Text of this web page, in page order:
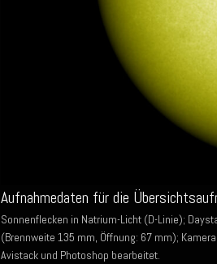
Aufnahmedaten für die
Sonnenflecken in Natrium-Licht (D-Linie);
(Brennweite 135 mm, Öffnung: 67 mm);
Avistack und Photoshop bearbeitet.